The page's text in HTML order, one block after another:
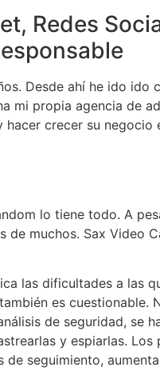
Redes
Desde ahí he ido
mi propia agencia de
crecer su
lo tiene todo. A
muchos. Sax Video
las dificultades a las
es
de seguridad, se
y espiarlas.
seguimiento,